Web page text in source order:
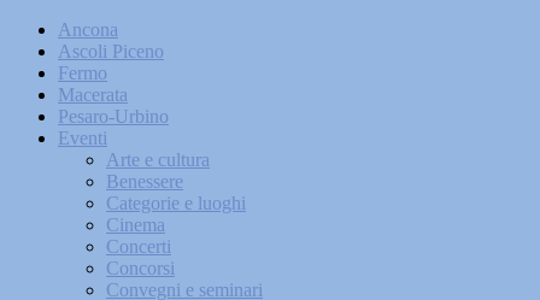
Ancona
Ascoli Piceno
Fermo
Macerata
Pesaro-Urbino
Eventi
Arte e cultura
Benessere
Categorie e luoghi
Cinema
Concerti
Concorsi
Convegni e seminari